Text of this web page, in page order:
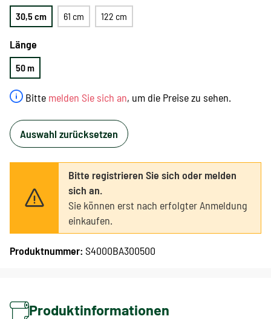
Bitte melden Sie sich an, um die Preise zu sehen.
30,5 cm 61 cm 122 cm
Länge
50 m
Auswahl zurücksetzen
Bitte registrieren Sie sich oder melden
sich an.
Sie können erst nach erfolgter Anmeldung
einkaufen.
Produktnummer: S4000BA300500
Produktinformationen